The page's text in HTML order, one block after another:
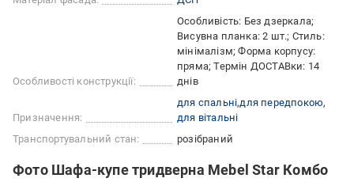
Особливості конструкції:
Особливість: Без дзеркала;
Висувна планка: 2 шт.; Стиль:
мінімалізм; Форма корпусу:
пряма; Термін ДОСТАВки: 14
днів
Призначення:
для спальні для передпокою
для вітальні
Транспортувальний стан:
розібраний
Фото Шафа-купе тридверна Mebel Star Комбо